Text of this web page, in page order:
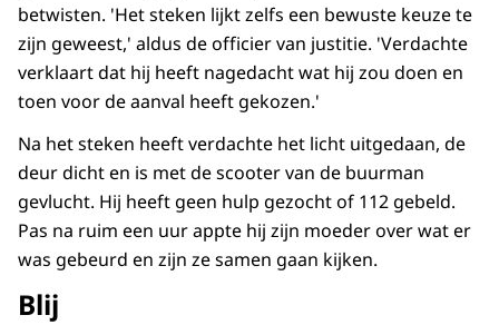
betwisten. 'Het steken lijkt zelfs een bewuste keuze te
zijn geweest,' aldus de officier van justitie. 'Verdachte
verklaart dat hij heeft nagedacht wat hij zou doen en
toen voor de aanval heeft gekozen.'
Na het steken heeft verdachte het licht uitgedaan, de
deur dicht en is met de scooter van de buurman
gevlucht. Hij heeft geen hulp gezocht of 112 gebeld.
Pas na ruim een uur appte hij zijn moeder over wat er
was gebeurd en zijn ze samen gaan kijken.
Blij